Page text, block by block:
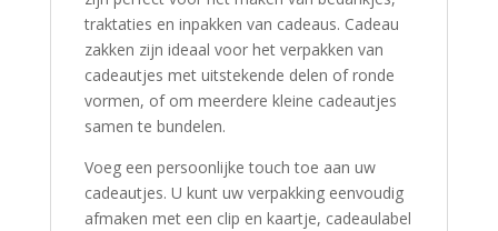
traktaties en inpakken van cadeaus. Cadeau
zakken zijn ideaal voor het verpakken van
cadeautjes met uitstekende delen of ronde
vormen, of om meerdere kleine cadeautjes
samen te bundelen.
Voeg een persoonlijke touch toe aan uw
cadeautjes. U kunt uw verpakking eenvoudig
afmaken met een clip en kaartje, cadeaulabel